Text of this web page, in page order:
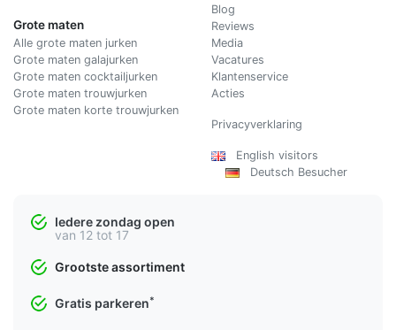
Grote maten
Alle grote maten jurken
Grote maten galajurken
Grote maten cocktailjurken
Grote maten trouwjurken
Grote maten korte trouwjurken
Blog
Reviews
Media
Vacatures
Klantenservice
Acties
Privacyverklaring
English visitors
Deutsch Besucher
Iedere zondag open
van 12 tot 17
Grootste assortiment
Gratis parkeren*